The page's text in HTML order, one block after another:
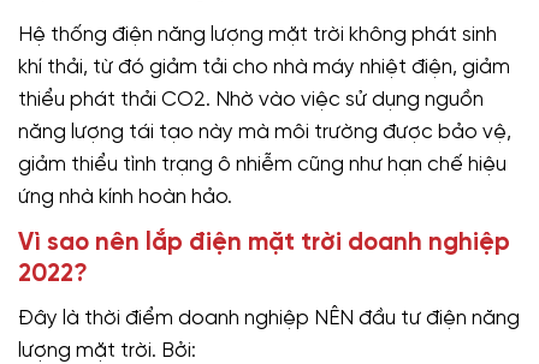
Hệ thống điện năng lượng mặt trời không phát sinh
khí thải, từ đó giảm tải cho nhà máy nhiệt điện, giảm
thiểu phát thải CO2. Nhờ vào việc sử dụng nguồn
năng lượng tái tạo này mà môi trường được bảo vệ,
giảm thiểu tình trạng ô nhiễm cũng như hạn chế hiệu
ứng nhà kính hoàn hảo.
Vì sao nên lắp điện mặt trời doanh nghiệp
2022?
Đây là thời điểm doanh nghiệp NÊN đầu tư điện năng
lượng mặt trời. Bởi: